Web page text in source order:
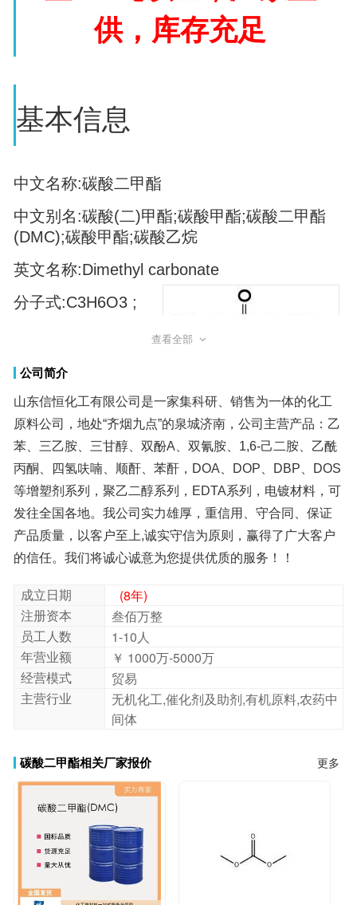
供，库存充足
基本信息
中文名称:碳酸二甲酯
中文别名:碳酸(二)甲酯;碳酸甲酯;碳酸二甲酯
(DMC);碳酸甲酯;碳酸乙烷
英文名称:Dimethyl carbonate
分子式:C3H6O3 ;
(CH3O)2CO
分子量:90.07
CAS号:616-38-6
EINECS号: 210-478-4
碳酸二甲酯(dimethyl carbonate，DMC)，是一
种低毒、环保性能优异、用途广泛的化工原
料，它是一种重要的有机合成中间体，分子结
构中含有羰基、甲基和甲氧基等官能团 ，具有
多种反应性能，在生产中具有使用安全、方
便、污染少、容易运输等特点。由于碳酸二甲
酯毒性较小，是一种具有发展前景的"绿色"化工
产品。
查看全部
公司简介
山东信恒化工有限公司是一家集科研、销售为一体的化工
原料公司，地处“齐烟九点”的泉城济南，公司主营产品：乙
苯、三乙胺、三甘醇、双酚A、双氰胺、1,6-己二胺、乙酰
丙酮、四氢呋喃、顺酐、苯酐，DOA、DOP、DBP、DOS
等增塑剂系列，聚乙二醇系列，EDTA系列，电镀材料，可
发往全国各地。我公司实力雄厚，重信用、守合同、保证
产品质量，以客户至上,诚实守信为原则，赢得了广大客户
的信任。我们将诚心诚意为您提供优质的服务！！
成立日期
(8年)
注册资本
叁佰万整
员工人数
1-10人
年营业额
￥ 1000万-5000万
经营模式
贸易
主营行业
无机化工,催化剂及助剂,有机原料,农药中
间体
碳酸二甲酯相关厂家报价 更多